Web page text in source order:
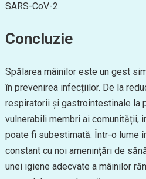
SARS-CoV-2.
Concluzie
Spălarea mâinilor este un gest
în prevenirea infecțiilor. De la
respiratorii și gastrointestinale la
vulnerabili membri ai comunității,
poate fi subestimată. Într-o lume
constant cu noi amenințări de
unei igiene adecvate a mâinilor